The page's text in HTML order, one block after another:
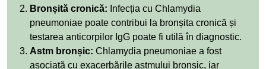
Bronșită cronică: Infecția cu Chlamydia
pneumoniae poate contribui la bronșita cronică și
testarea anticorpilor IgG poate fi utilă în diagnostic.
Astm bronșic: Chlamydia pneumoniae a fost
asociată cu exacerbările astmului bronșic, iar